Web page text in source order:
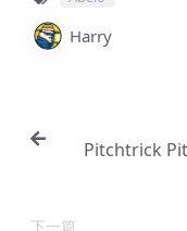
Harry
Pitchtrick
下一篇